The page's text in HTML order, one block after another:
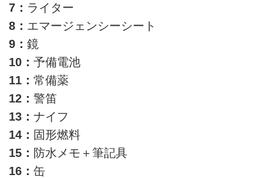
7： ライター
8： エマージェンシーシート
9： 鏡
10： 予備電池
11： 常備薬
12： 警笛
13： ナイフ
14： 固形燃料
15： 防水メモ＋筆記具
16： 缶